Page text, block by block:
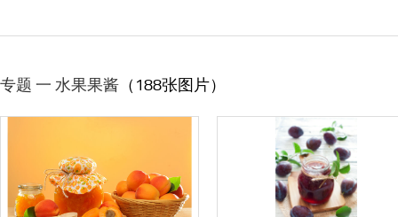
专题 一 水果果酱 （188张图片）